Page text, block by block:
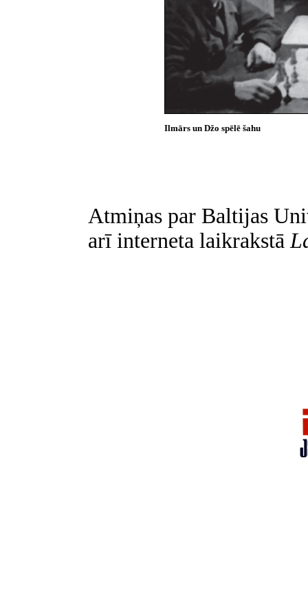
Ilmārs un Džo spēlē šahu
Atmiņas par Baltijas
arī interneta laikrakstā